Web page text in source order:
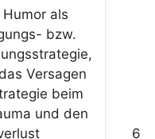
als
bzw.
Versagen
beim
und den
6